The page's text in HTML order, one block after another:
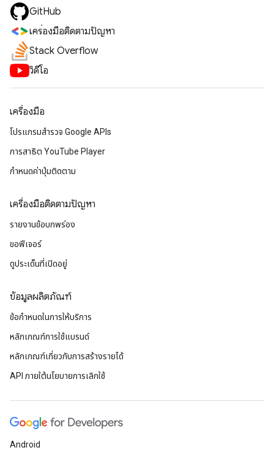
GitHub
เครื่องมือติดตามปัญหา
Stack Overflow
วิดีโอ
เครื่องมือ
โปรแกรมสำรวจ Google APIs
การสาธิต YouTube Player
กำหนดค่าปุ่มติดตาม
เครื่องมือติดตามปัญหา
รายงานข้อบกพร่อง
ขอฟีเจอร์
ดูประเด็นที่เปิดอยู่
ข้อมูลผลิตภัณฑ์
ข้อกำหนดในการให้บริการ
หลักเกณฑ์การใช้แบรนด์
หลักเกณฑ์เกี่ยวกับการสร้างรายได้
API ภายใต้นโยบายการเลิกใช้
Android